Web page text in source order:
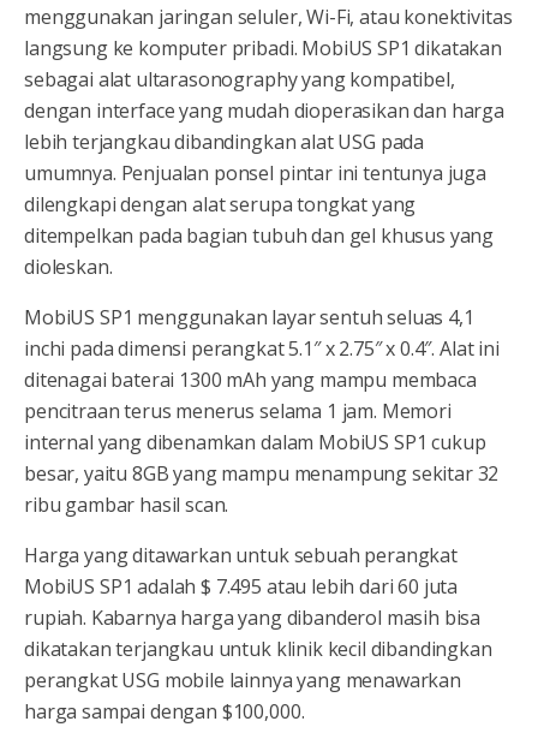
menggunakan jaringan seluler, Wi-Fi, atau konektivitas
langsung ke komputer pribadi. MobiUS SP1 dikatakan
sebagai alat ultarasonography yang kompatibel,
dengan interface yang mudah dioperasikan dan harga
lebih terjangkau dibandingkan alat USG pada
umumnya. Penjualan ponsel pintar ini tentunya juga
dilengkapi dengan alat serupa tongkat yang
ditempelkan pada bagian tubuh dan gel khusus yang
dioleskan.
MobiUS SP1 menggunakan layar sentuh seluas 4,1
inchi pada dimensi perangkat 5.1″ x 2.75″ x 0.4″. Alat ini
ditenagai baterai 1300 mAh yang mampu membaca
pencitraan terus menerus selama 1 jam. Memori
internal yang dibenamkan dalam MobiUS SP1 cukup
besar, yaitu 8GB yang mampu menampung sekitar 32
ribu gambar hasil scan.
Harga yang ditawarkan untuk sebuah perangkat
MobiUS SP1 adalah $ 7.495 atau lebih dari 60 juta
rupiah. Kabarnya harga yang dibanderol masih bisa
dikatakan terjangkau untuk klinik kecil dibandingkan
perangkat USG mobile lainnya yang menawarkan
harga sampai dengan $100,000.